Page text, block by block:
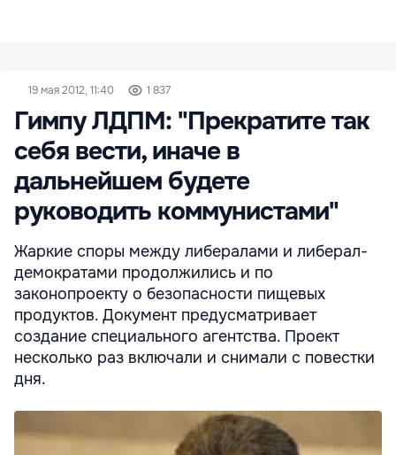
19 мая 2012, 11:40 1 837
Гимпу ЛДПМ: "Прекратите так
себя вести, иначе в
дальнейшем будете
руководить коммунистами"
Жаркие споры между либералами и либерал-
демократами продолжились и по
законопроекту о безопасности пищевых
продуктов. Документ предусматривает
создание специального агентства. Проект
несколько раз включали и снимали с повестки
дня.